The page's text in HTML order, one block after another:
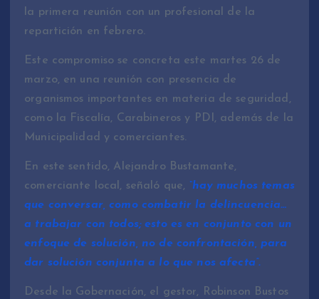
la primera reunión con un profesional de la
repartición en febrero.
Este compromiso se concreta este martes 26 de
marzo, en una reunión con presencia de
organismos importantes en materia de seguridad,
como la Fiscalía, Carabineros y PDI, además de la
Municipalidad y comerciantes.
En este sentido, Alejandro Bustamante,
comerciante local, señaló que, “hay muchos temas
que conversar, como combatir la delincuencia…
a trabajar con todos; esto es en conjunto con un
enfoque de solución, no de confrontación, para
dar solución conjunta a lo que nos afecta”.
Desde la Gobernación, el gestor, Robinson Bustos